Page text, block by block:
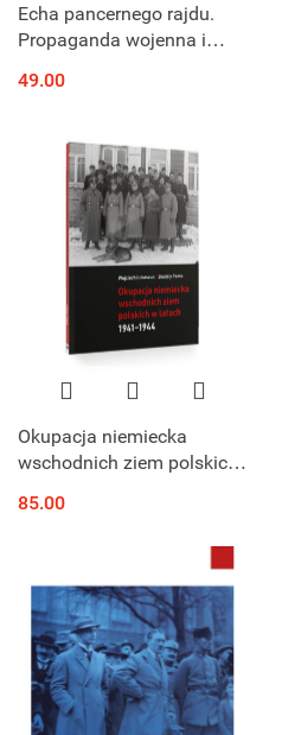
Echa pancernego rajdu.
Propaganda wojenna i
wyzwoleńczych na
mławsko-elbląskiej Armii
Czerwonej
49.00
Okupacja niemiecka
wschodnich ziem polskich
85.00